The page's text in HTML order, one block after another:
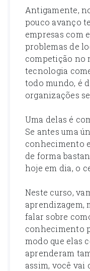
Antigamente,
pouco avanço
empresas com
problemas de
competição no
tecnologia
todo mundo, é
organizações
Uma delas é
Se antes uma
conhecimento
de forma
hoje em dia, o
Neste curso,
aprendizagem,
falar sobre
conhecimento
modo que elas
aprenderam
assim, você